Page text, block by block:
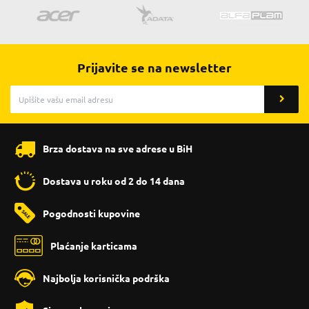
Prijavite se na newsletter
Brza dostava na sve adrese u BiH
Dostava u roku od 2 do 14 dana
Pogodnosti kupovine
Plaćanje karticama
Najbolja korisnička podrška